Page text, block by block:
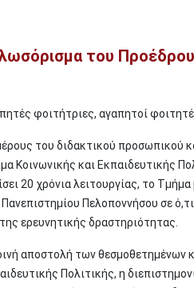
του Προέδρου
φοιτήτριες, αγαπητοί
του διδακτικού προσωπικού
Κοινωνικής και Εκπαιδευτικής
20 χρόνια λειτουργίας, το
Πελοποννήσου σε
ερευνητικής δραστηριότητας.
αποστολή των θεσμοθετημένων
Πολιτικής, η